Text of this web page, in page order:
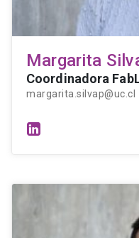
Margarita
Coordinadora
margarita.silvap@uc.cl